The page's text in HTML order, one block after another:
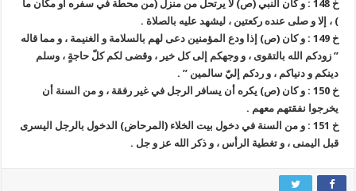
خ 148 : و كان النبي (ص) لا يرتحل من منزل (من محطة في سفره أو مكان ما
) ، إلا و صلى عنده ركعتين ، ليشهد عليه بالصلاة .
خ 149 : و كان (ص) إذا ودع المؤمنين دعى لهم بالسلامة و الغنيمة ، و مما قاله
” زودكم الله بالتقوى ، و وجهكم إلى كل خير ، وقضى لكم كلّ حاجةٍ ، وسلم
دينكم و دنياكم ، و ردكم إليّ سالمين ” .
خ 150 : و كان (ص) يكره أن يسافر الرجل في غير رفقة ، و من السنة أن
يخرجوا نفقتهم معهم .
خ 151 : و من السنة في دخول بيت الخلاء (المرحاض) الدخول بالرجل اليسرى
قبل اليمنى ، و تغطية الرأس ، و ذكر الله عز و جل .